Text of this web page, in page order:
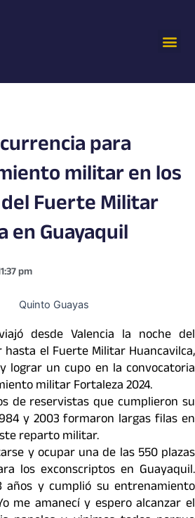
para
militar en los
Fuerte Militar
en Guayaquil
pm
desde Valencia la noche del
el Fuerte Militar Huancavilca,
lograr un cupo en la convocatoria
militar Fortaleza 2024.
de reservistas que cumplieron su
y 2003 formaron largas filas en
reparto militar.
y ocupar una de las 550 plazas
los exconscriptos en Guayaquil.
años y cumplió su entrenamiento
me amanecí y espero alcanzar el